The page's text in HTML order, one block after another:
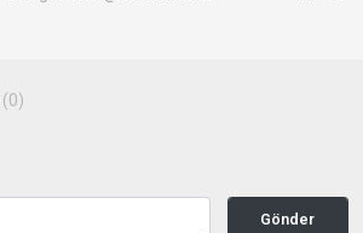
(0)
Gönder